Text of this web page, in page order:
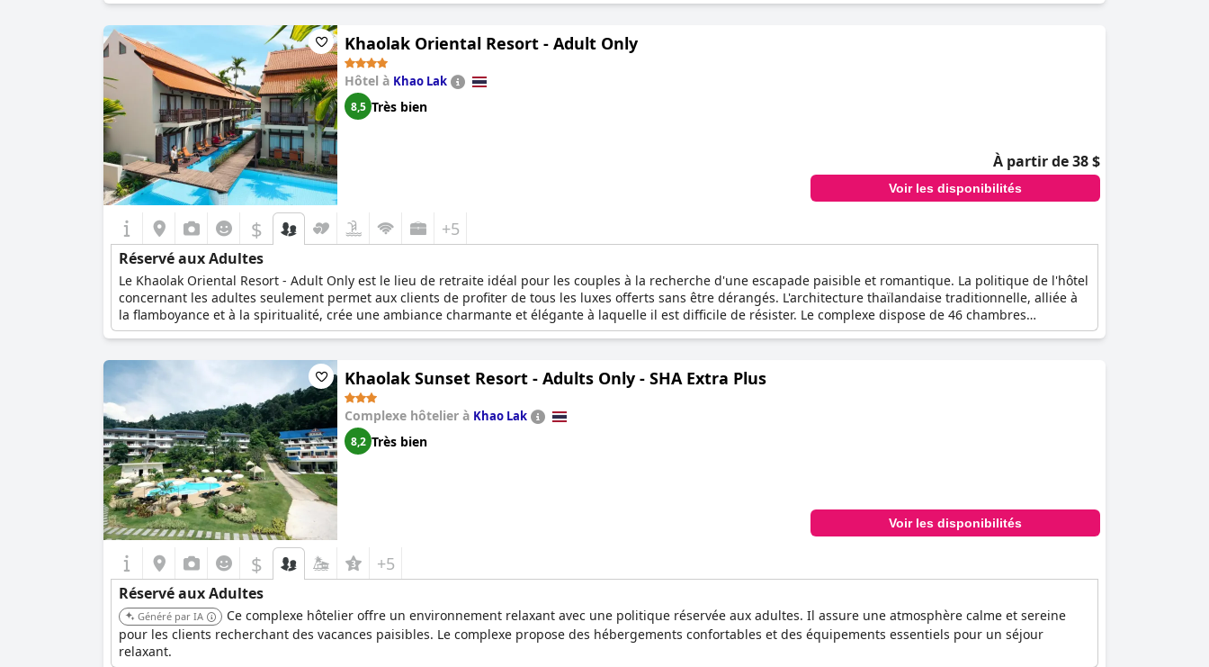
Khaolak Oriental Resort - Adult Only
Hôtel à Khao Lak
8,5 Très bien
À partir de 38 $
Voir les disponibilités
$ +5
Réservé aux Adultes
Le Khaolak Oriental Resort - Adult Only est le lieu de retraite idéal pour les couples à la recherche d'une escapade paisible et romantique. La politique de l'hôtel
concernant les adultes seulement permet aux clients de profiter de tous les luxes offerts sans être dérangés. L'architecture thaïlandaise traditionnelle, alliée à
la flamboyance et à la spiritualité, crée une ambiance charmante et élégante à laquelle il est difficile de résister. Le complexe dispose de 46 chambres
spacieuses situées autour d'une grande piscine encadrée de jardins luxuriants, offrant aux clients une vue imprenable sur la piscine étincelante depuis les
sur place. Avec le restaurant Oriental et le Coconut Bar servant une cuisine inspirée et des cocktails sur mesure, les clients adultes peuvent découvrir le
meilleur de l'hospitalité thaïlandaise et de la relaxation au Khaolak Oriental Resort.
Khaolak Sunset Resort - Adults Only - SHA Extra Plus
Complexe hôtelier à Khao Lak
8,2 Très bien
Voir les disponibilités
$ +5
Réservé aux Adultes
Généré par IA
Ce complexe hôtelier offre un environnement relaxant avec une politique réservée aux adultes. Il assure une atmosphère calme et sereine
pour les clients recherchant des vacances paisibles. Le complexe propose des hébergements confortables et des équipements essentiels pour un séjour
relaxant.